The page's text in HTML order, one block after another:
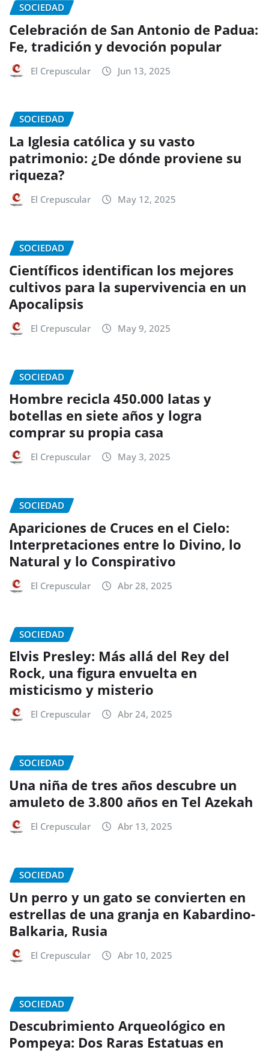
SOCIEDAD
Celebración de San Antonio de Padua:
Fe, tradición y devoción popular
El Crepuscular Jun 13, 2025
SOCIEDAD
La Iglesia católica y su vasto
patrimonio: ¿De dónde proviene su
riqueza?
El Crepuscular May 12, 2025
SOCIEDAD
Científicos identifican los mejores
cultivos para la supervivencia en un
Apocalipsis
El Crepuscular May 9, 2025
SOCIEDAD
Hombre recicla 450.000 latas y
botellas en siete años y logra
comprar su propia casa
El Crepuscular May 3, 2025
SOCIEDAD
Apariciones de Cruces en el Cielo:
Interpretaciones entre lo Divino, lo
Natural y lo Conspirativo
El Crepuscular Abr 28, 2025
SOCIEDAD
Elvis Presley: Más allá del Rey del
Rock, una figura envuelta en
misticismo y misterio
El Crepuscular Abr 24, 2025
SOCIEDAD
Una niña de tres años descubre un
amuleto de 3.800 años en Tel Azekah
El Crepuscular Abr 13, 2025
SOCIEDAD
Un perro y un gato se convierten en
estrellas de una granja en Kabardino-
Balkaria, Rusia
El Crepuscular Abr 10, 2025
SOCIEDAD
Descubrimiento Arqueológico en
Pompeya: Dos Raras Estatuas en